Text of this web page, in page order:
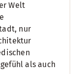
Welt
nur
als auch